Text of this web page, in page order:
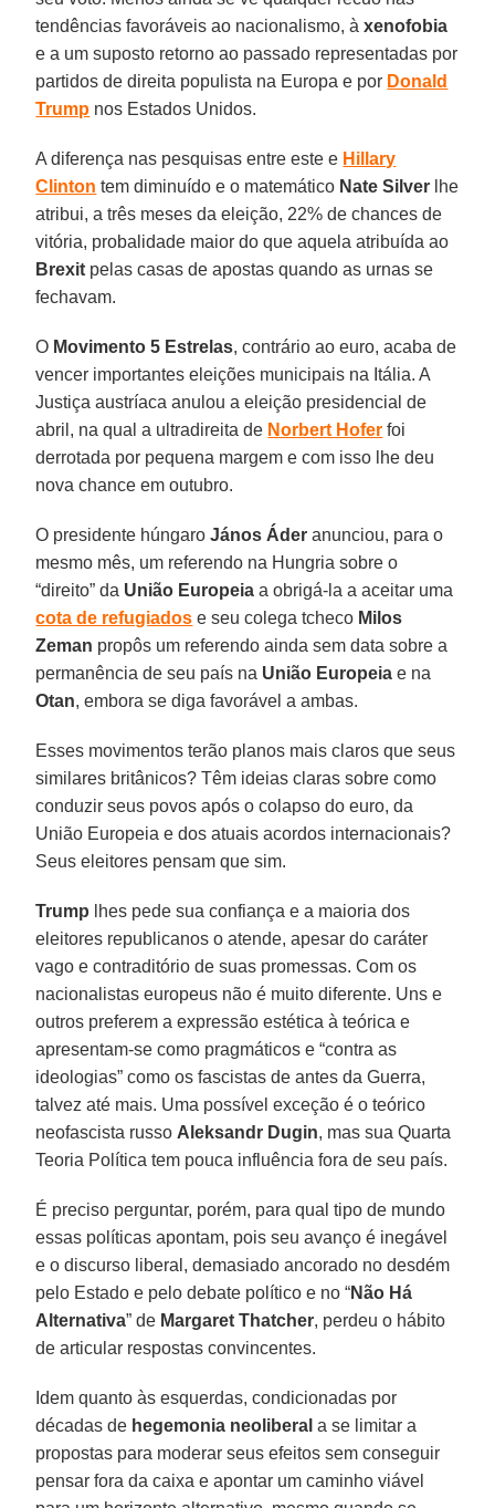
tendências favoráveis ao nacionalismo, àxenofobia
e a um suposto retorno ao passado representadas por
partidos de direita populista na Europa e por Donald
Trump nos Estados Unidos.
A diferença nas pesquisas entre este e Hillary
Clinton tem diminuído e o matemático Nate Silver lhe
atribui, a três meses da eleição, 22% de chances de
vitória, probalidade maior do que aquela atribuída ao
Brexit pelas casas de apostas quando as urnas se
fechavam.
O Movimento 5 Estrelas, contrário ao euro, acaba de
vencer importantes eleições municipais na Itália. A
Justiça austríaca anulou a eleição presidencial de
abril, na qual a ultradireita de Norbert Hofer foi
derrotada por pequena margem e com isso lhe deu
nova chance em outubro.
O presidente húngaroJános Áder anunciou, para o
mesmo mês, um referendo na Hungria sobre o
“direito” da União Europeia a obrigá-la a aceitar uma
cota de refugiados e seu colega tcheco Milos
Zeman propôs um referendo ainda sem data sobre a
permanência de seu país na União Europeia e na
Otan, embora se diga favorável a ambas.
Esses movimentos terão planos mais claros que seus
similares britânicos? Têm ideias claras sobre como
conduzir seus povos após o colapso do euro, da
União Europeia e dos atuais acordos internacionais?
Seus eleitores pensam que sim.
Trump lhes pede sua confiança e a maioria dos
eleitores republicanos o atende, apesar do caráter
vago e contraditório de suas promessas. Com os
nacionalistas europeus não é muito diferente. Uns e
outros preferem a expressão estética à teórica e
apresentam-se como pragmáticos e “contra as
ideologias” como os fascistas de antes da Guerra,
talvez até mais. Uma possível exceção é o teórico
neofascista russo Aleksandr Dugin, mas sua Quarta
Teoria Política tem pouca influência fora de seu país.
É preciso perguntar, porém, para qual tipo de mundo
essas políticas apontam, pois seu avanço é inegável
e o discurso liberal, demasiado ancorado no desdém
pelo Estado e pelo debate político e no “Não Há
Alternativa” de Margaret Thatcher, perdeu o hábito
de articular respostas convincentes.
Idem quanto às esquerdas, condicionadas por
décadas de hegemonia neoliberal a se limitar a
propostas para moderar seus efeitos sem conseguir
pensar fora da caixa e apontar um caminho viável